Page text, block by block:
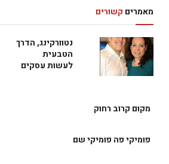
מאמרים קשורים
נטוורקינג, הדרך
הטבעית
לעשות עסקים
מקום קרוב רחוק
פומיקי פה פומיקי שם